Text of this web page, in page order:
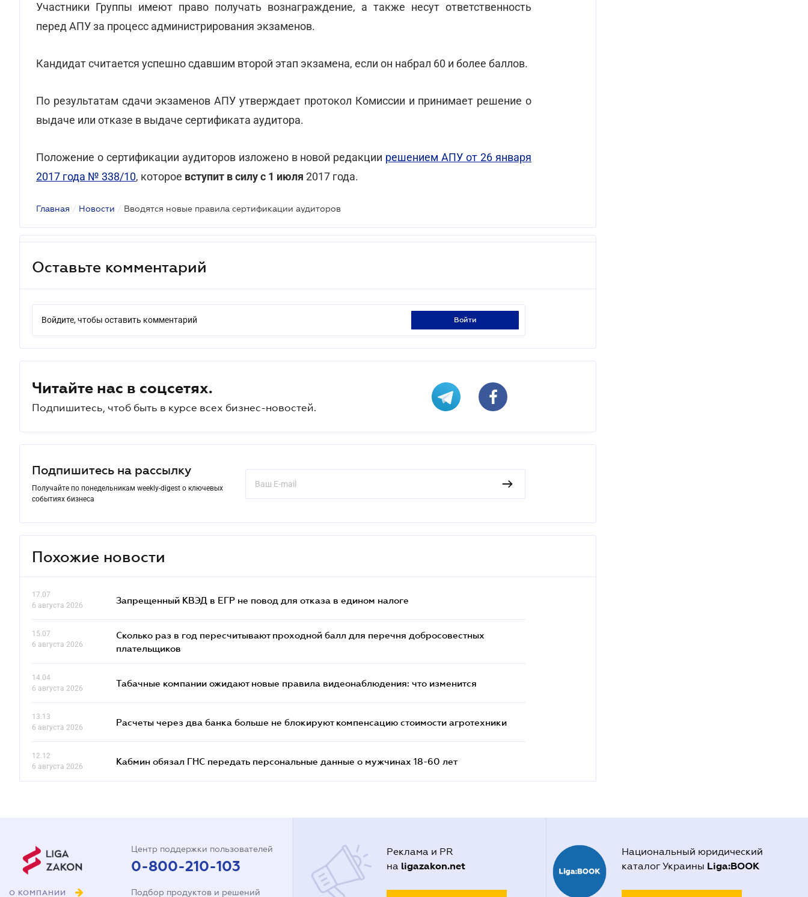
Участники Группы имеют право получать вознаграждение, а также несут ответственность
перед АПУ за процесс администрирования экзаменов.
Кандидат считается успешно сдавшим второй этап экзамена, если он набрал 60 и более баллов.
По результатам сдачи экзаменов АПУ утверждает протокол Комиссии и принимает решение о
выдаче или отказе в выдаче сертификата аудитора.
Положение о сертификации аудиторов изложено в новой редакции решением АПУ от 26 января
2017 года № 338/10, которое вступит в силу с 1 июля 2017 года.
Главная / Новости / Вводятся новые правила сертификации аудиторов
Оставьте комментарий
Войдите, чтобы оставить комментарий войти
Читайте нас в соцсетях.
Подпишитесь, чтоб быть в курсе всех бизнес-новостей.
Подпишитесь на рассылку
Получайте по понедельникам weekly-digest о ключевых
событиях бизнеса
Похожие новости
17.07
6 августа 2026
Запрещенный КВЭД в ЕГР не повод для отказа в едином налоге
15.07
6 августа 2026
Сколько раз в год пересчитывают проходной балл для перечня добросовестных
плательщиков
14.04
6 августа 2026
Табачные компании ожидают новые правила видеонаблюдения: что изменится
13.13
6 августа 2026
Расчеты через два банка больше не блокируют компенсацию стоимости агротехники
12.12
6 августа 2026
Кабмин обязал ГНС передать персональные данные о мужчинах 18-60 лет
О КОМПАНИИ
Центр поддержки пользователей
0-800-210-103
Подбор продуктов и решений
Реклама и PR
на ligazakon.net
Национальный юридический
каталог Украины Liga:BOOK